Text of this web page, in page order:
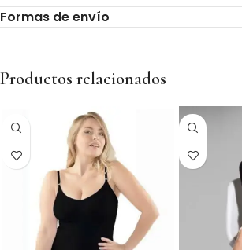
Formas de envío
Productos relacionados